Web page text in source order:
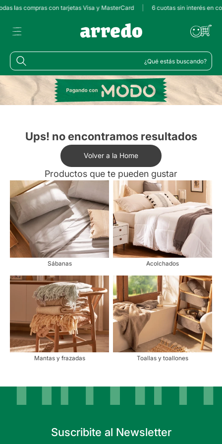
las compras con tarjetas Visa y MasterCard 6 cuotas sin interés en
¿Qué estás buscando?
Ups! no encontramos resultados
Volver a la Home
Productos que te pueden gustar
Sábanas Acolchados
Mantas y frazadas Toallas y toallones
Suscribite al Newsletter